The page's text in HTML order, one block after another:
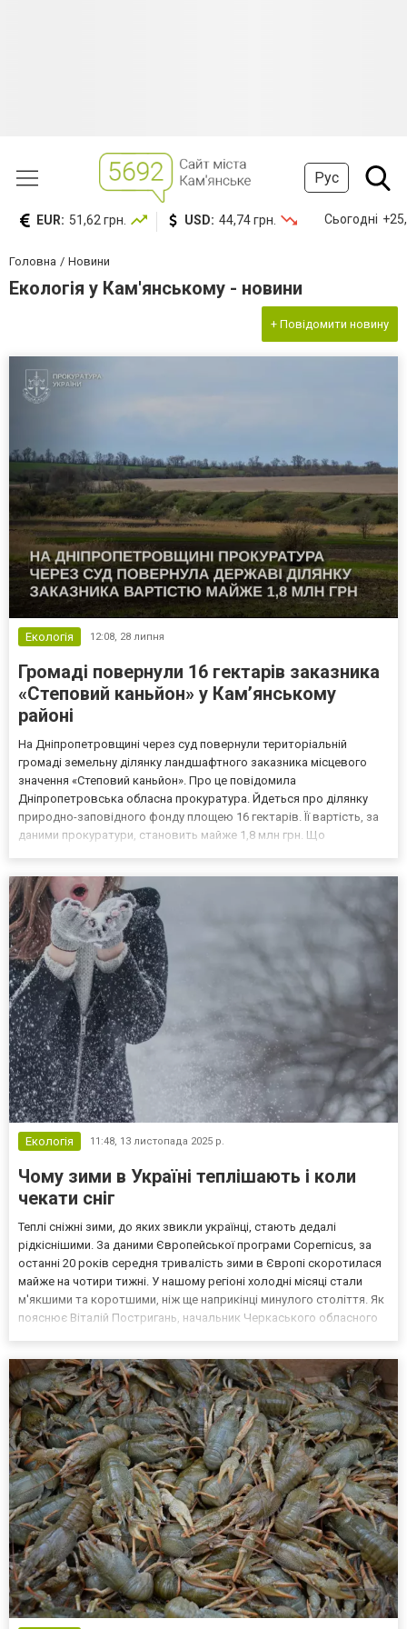
Рус
EUR: 51,62 грн. USD: 44,74 грн. Сьогодні
Головна Новини
Екологія у Кам'янському - новини
+ Повідомити новину
Екологія 12:08, 28 липня
Громаді повернули 16 гектарів заказника
«Степовий каньйон» у Кам’янському
районі
На Дніпропетровщині через суд повернули територіальній
громаді земельну ділянку ландшафтного заказника місцевого
значення «Степовий каньйон». Про це повідомила
Дніпропетровська обласна прокуратура. Йдеться про ділянку
природно-заповідного фонду площею 16 гектарів. Її вартість, за
даними прокуратури, становить майже 1,8 млн грн. Що
господарство незаконно...
Екологія 11:48, 13 листопада 2025 р.
Чому зими в Україні теплішають і коли
чекати сніг
Теплі сніжні зими, до яких звикли українці, стають дедалі
рідкіснішими. За даними Європейської програми Copernicus, за
останні 20 років середня тривалість зими в Європі скоротилася
майже на чотири тижні. У нашому регіоні холодні місяці стали
м'якшими та коротшими, ніж ще наприкінці минулого століття. Як
пояснює Віталій Постригань, начальник Черкаського обласного